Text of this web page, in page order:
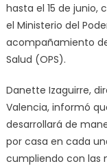
hasta el 15 de junio,
el Ministerio del
acompañamiento
Salud (OPS).
Danette Izaguirre,
Valencia, informó
desarrollará de
por casa en cada
cumpliendo con las